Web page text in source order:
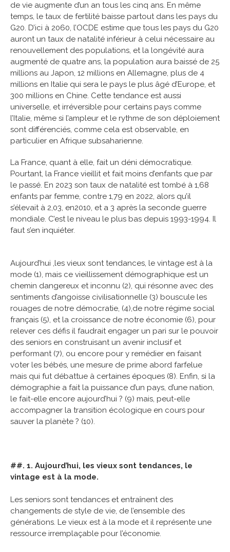
de vie augmente d’un an tous les cinq ans. En même
temps, le taux de fertilité baisse partout dans les pays du
G20. D’ici à 2060, l’OCDE estime que tous les pays du G20
auront un taux de natalité inférieur à celui nécessaire au
renouvellement des populations, et la longévité aura
augmenté de quatre ans, la population aura baissé de 25
millions au Japon, 12 millions en Allemagne, plus de 4
millions en Italie qui sera le pays le plus âgé d’Europe, et
300 millions en Chine. Cette tendance est aussi
universelle, et irréversible pour certains pays comme
l’Italie, même si l’ampleur et le rythme de son déploiement
sont différenciés, comme cela est observable, en
particulier en Afrique subsaharienne.
La France, quant à elle, fait un déni démocratique.
Pourtant, la France vieillit et fait moins d’enfants que par
le passé. En 2023 son taux de natalité est tombé à 1,68
enfants par femme, contre 1,79 en 2022, alors qu’il
s’élevait à 2,03, en2010, et a 3 après la seconde guerre
mondiale. C’est le niveau le plus bas depuis 1993-1994. Il
faut s’en inquiéter.
Aujourd’hui ,les vieux sont tendances, le vintage est à la
mode (1), mais ce vieillissement démographique est un
chemin dangereux et inconnu (2), qui résonne avec des
sentiments d’angoisse civilisationnelle (3) bouscule les
rouages de notre démocratie, (4),de notre régime social
français (5), et la croissance de notre économie (6), pour
relever ces défis il faudrait engager un pari sur le pouvoir
des seniors en construisant un avenir inclusif et
performant (7), ou encore pour y remédier en faisant
voter les bébés, une mesure de prime abord farfelue
mais qui fut débattue à certaines époques (8). Enfin, si la
démographie a fait la puissance d’un pays, d’une nation,
le fait-elle encore aujourd’hui ? (9) mais, peut-elle
accompagner la transition écologique en cours pour
sauver la planète ? (10).
##. 1. Aujourd’hui, les vieux sont tendances, le
vintage est à la mode.
Les seniors sont tendances et entraînent des
changements de style de vie, de l’ensemble des
générations. Le vieux est à la mode et il représente une
ressource irremplaçable pour l’économie.